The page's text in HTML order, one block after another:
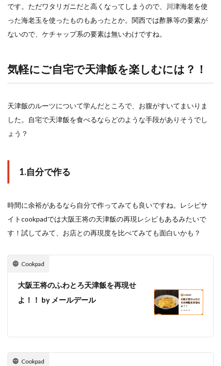
です。ただワタリガニだと高くなってしまうので、川津海老を使
った海老玉を使ったものもあったとか。関西では酢豚等の要素が
ないので、ケチャップ系の要素は無いわけですね。
気軽にご自宅で天津飯を楽しむには？！
天津飯のルーツについて学んだところで、お腹がすいてまいりま
した。自宅で天津飯を食べるならどのような手段がありそうでし
ょう？
1.自分で作る
時間に余裕があるなら自分で作ってみても良いですね。レシピサ
イトcookpadでは大阪王将の天津飯の再現レシピもあるみたいで
す！試してみて、お店との再現度を比べてみても面白いかも？
Cookpad
大阪王将のふわとろ天津飯を再現せ
よ！！ by メールデール
Cookpad